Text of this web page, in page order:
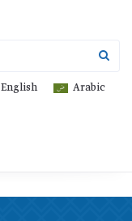
Arabic
English